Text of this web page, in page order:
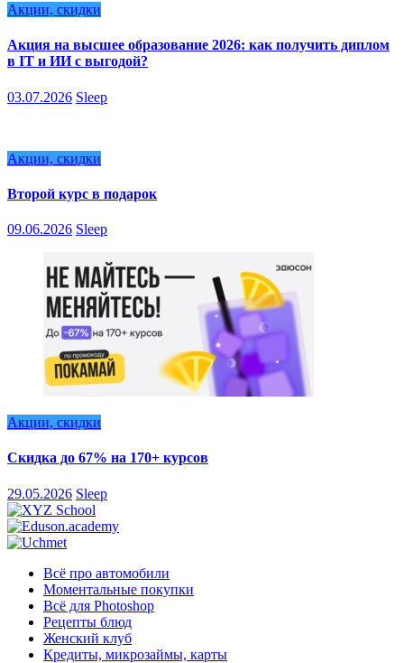
Акции, скидки
Акция на высшее образование 2026: как получить диплом
в IT и ИИ с выгодой?
03.07.2026 Sleep
Акции, скидки
Второй курс в подарок
09.06.2026 Sleep
Акции, скидки
Скидка до 67% на 170+ курсов
29.05.2026 Sleep
Всё про автомобили
Моментальные покупки
Всё для Photoshop
Рецепты блюд
Женский клуб
Кредиты, микрозаймы, карты